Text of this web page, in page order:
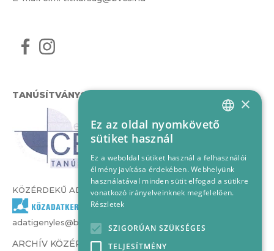
TANÚSÍTVÁNYOK
KÖZÉRDEKŰ ADATOK
adatigenyles@bvcs.hu
ARCHÍV KÖZÉRDEKŰ ADATOK –
HUNGARIAN
×
Ez az oldal nyomkövető
sütiket használ
Ez a weboldal sütiket használ a felhasználói
élmény javítása érdekében. Webhelyünk
használatával minden sütit elfogad a sütikre
vonatkozó irányelveinknek megfelelően.
Részletek
SZIGORÚAN SZÜKSÉGES
TELJESÍTMÉNY